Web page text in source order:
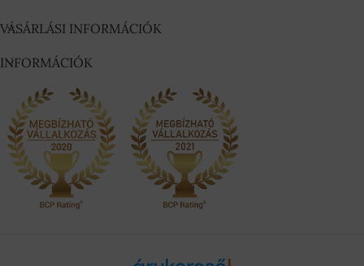
VÁSÁRLÁSI INFORMÁCIÓK
INFORMÁCIÓK